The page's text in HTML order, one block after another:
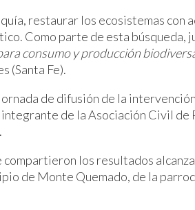
restaurar los ecosistemas
Como parte de esta
consumo y producción
(Santa Fe).
de difusión de la
de la Asociación Civil
los resultados
de Monte Quemado, de la